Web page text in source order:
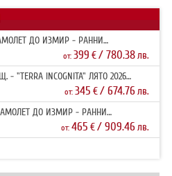
ДО ИЗМИР - РАННИ
от:399 €/ 780.38лв.
"TERRA INCOGNITA" ЛЯТО 2026
от:345 €/ 674.76лв.
ДО ИЗМИР - РАННИ
от:465 €/ 909.46лв.